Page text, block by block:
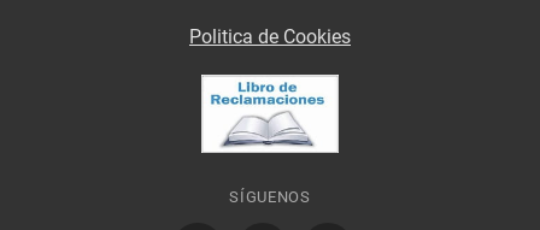
Politica de Cookies
SÍGUENOS